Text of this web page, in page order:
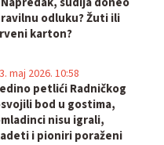
odluku? Žuti ili
karton?
petlići Radničkog
bod u gostima,
nisu igrali,
i pioniri poraženi
maj 2026. 10:58